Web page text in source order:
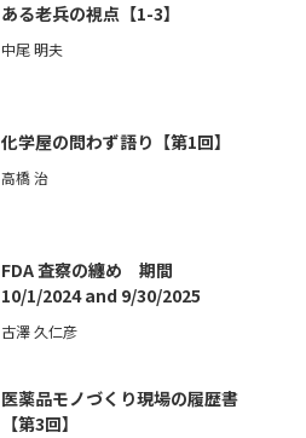
ある老兵の視点【1-3】
中尾 明夫
化学屋の問わず語り【第1回】
高橋 治
FDA 査察の纏め 期間
10/1/2024 and 9/30/2025
古澤 久仁彦
医薬品モノづくり現場の履歴書
【第3回】